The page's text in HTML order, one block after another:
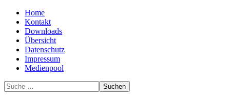
Home
Kontakt
Downloads
Übersicht
Datenschutz
Impressum
Medienpool
Suchen